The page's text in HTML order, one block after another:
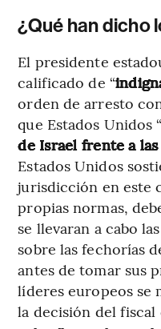
¿Qué han dicho
El presidente
calificado de “
orden de arresto
que Estados Unidos
de Israel frente a
Estados Unidos
jurisdicción en este
propias normas,
se llevaran a cabo
sobre las fechorías
antes de tomar sus
líderes europeos se
la decisión del fiscal